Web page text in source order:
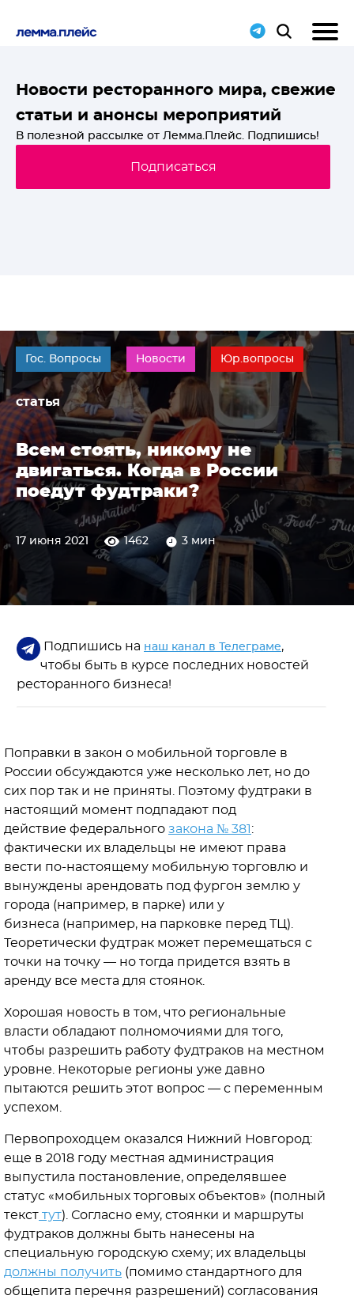
Новости ресторанного мира, свежие
статьи и анонсы мероприятий
В полезной рассылке от Лемма.Плейс. Подпишись!
Подписаться
Гос. Вопросы Новости Юр.вопросы
статья
Всем стоять, никому не
двигаться. Когда в России
поедут фудтраки?
17 июня 2021 1462 3 мин
Подпишись на наш канал в Телеграме,
чтобы быть в курсе последних новостей
ресторанного бизнеса!
Поправки в закон о мобильной торговле в
России обсуждаются уже несколько лет, но до
сих пор так и не приняты. Поэтому фудтраки в
настоящий момент подпадают под
действие федерального закона № 381 :
фактически их владельцы не имеют права
вести по-настоящему мобильную торговлю и
вынуждены арендовать под фургон землю у
города (например, в парке) или у
бизнеса (например, на парковке перед ТЦ).
Теоретически фудтрак может перемещаться с
точки на точку — но тогда придется взять в
аренду все места для стоянок.
Хорошая новость в том, что региональные
власти обладают полномочиями для того,
чтобы разрешить работу фудтраков на местном
уровне. Некоторые регионы уже давно
пытаются решить этот вопрос — с переменным
успехом.
Первопроходцем оказался Нижний Новгород:
еще в 2018 году местная администрация
выпустила постановление, определявшее
статус «мобильных торговых объектов» (полный
текст тут). Согласно ему, стоянки и маршруты
фудтраков должны быть нанесены на
специальную городскую схему; их владельцы
должны получить (помимо стандартного для
общепита перечня разрешений) согласования